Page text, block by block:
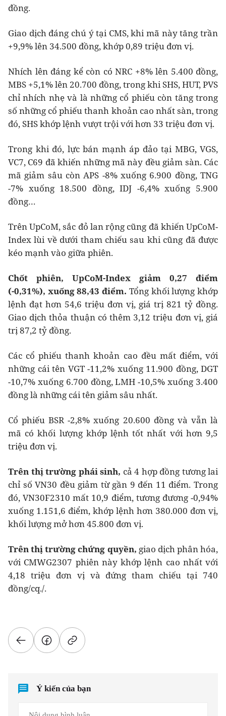
đồng.
Giao dịch đáng chú ý tại CMS, khi mã này tăng trần
+9,9% lên 34.500 đồng, khớp 0,89 triệu đơn vị.
Nhích lên đáng kể còn có NRC +8% lên 5.400 đồng,
MBS +5,1% lên 20.700 đồng, trong khi SHS, HUT, PVS
chỉ nhích nhẹ và là những cổ phiếu còn tăng trong
số những cổ phiếu thanh khoản cao nhất sàn, trong
đó, SHS khớp lệnh vượt trội với hơn 33 triệu đơn vị.
Trong khi đó, lực bán mạnh áp đảo tại MBG, VGS,
VC7, C69 đã khiến những mã này đều giảm sàn. Các
mã giảm sâu còn APS -8% xuống 6.900 đồng, TNG
-7% xuống 18.500 đồng, IDJ -6,4% xuống 5.900
đồng…
Trên UpCoM, sắc đỏ lan rộng cũng đã khiến UpCoM-
Index lùi về dưới tham chiếu sau khi cũng đã được
kéo mạnh vào giữa phiên.
Chốt phiên, UpCoM-Index giảm 0,27 điểm
(-0,31%), xuống 88,43 điểm. Tổng khối lượng khớp
lệnh đạt hơn 54,6 triệu đơn vị, giá trị 821 tỷ đồng.
Giao dịch thỏa thuận có thêm 3,12 triệu đơn vị, giá
trị 87,2 tỷ đồng.
Các cổ phiếu thanh khoản cao đều mất điểm, với
những cái tên VGT -11,2% xuống 11.900 đồng, DGT
-10,7% xuống 6.700 đồng, LMH -10,5% xuống 3.400
đồng là những cái tên giảm sâu nhất.
Cổ phiếu BSR -2,8% xuống 20.600 đồng và vẫn là
mã có khối lượng khớp lệnh tốt nhất với hơn 9,5
triệu đơn vị.
Trên thị trường phái sinh, cả 4 hợp đồng tương lai
chỉ số VN30 đều giảm từ gần 9 đến 11 điểm. Trong
đó, VN30F2310 mất 10,9 điểm, tương đương -0,94%
xuống 1.151,6 điểm, khớp lệnh hơn 380.000 đơn vị,
khối lượng mở hơn 45.800 đơn vị.
Trên thị trường chứng quyền, giao dịch phân hóa,
với CMWG2307 phiên này khớp lệnh cao nhất với
4,18 triệu đơn vị và đứng tham chiếu tại 740
đồng/cq./.
Ý kiến của bạn